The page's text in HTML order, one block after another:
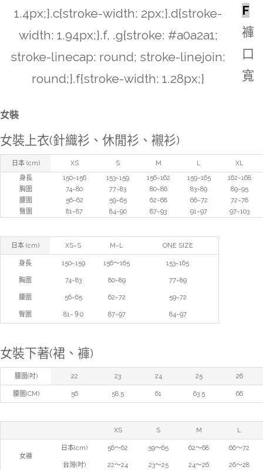
1.4px;}.c{stroke-width: 2px;}.d{stroke-
width: 1.94px;}.f, .g{stroke: #a0a2a1;
stroke-linecap: round; stroke-linejoin:
round;}.f{stroke-width: 1.28px;}
F
褲
口
寬
女裝
女裝上衣(針織衫、休閒衫、襯衫)
日本 (cm) XS S M L
XL
身長
150~156 153~159 156~162 159~165
162~168
胸圍
74~80 77~83 80~86 83~89
89~95
腰圍
56~62 59~65 62~68 66~72
72~78
臀圍
81~87 84~90 87~93 91~97 97~103
日本 (cm) XS~S M~L ONE SIZE
身長 150~159 156～165 153~165
胸圍 74~83 80~89 77~89
腰圍 56~65 62~72 59~72
臀圍 81~９0 87~97 84~97
女裝下著(裙、褲)
腰圍(吋) 22 23 24 25 26
腰圍(CM) 56 58.5 61 63.5 66
XS S M L
女褲
日本(cm) 56～62 59～65 62～68 66～72
台灣(吋) 22～24 23～25 24～26 26～28